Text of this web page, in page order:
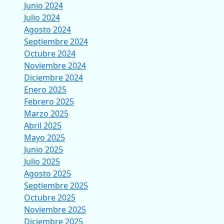
Junio 2024
Julio 2024
Agosto 2024
Septiembre 2024
Octubre 2024
Noviembre 2024
Diciembre 2024
Enero 2025
Febrero 2025
Marzo 2025
Abril 2025
Mayo 2025
Junio 2025
Julio 2025
Agosto 2025
Septiembre 2025
Octubre 2025
Noviembre 2025
Diciembre 2025